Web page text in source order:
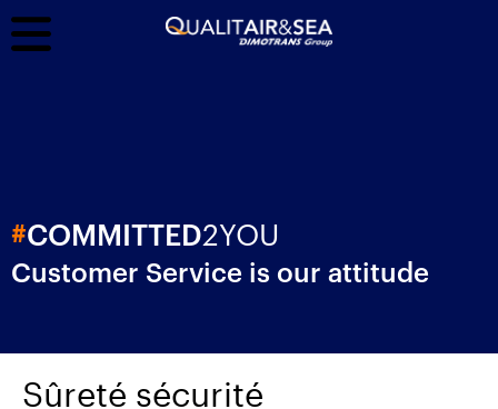
#COMMITTED2YOU
Customer Service is our attitude
Sûreté sécurité